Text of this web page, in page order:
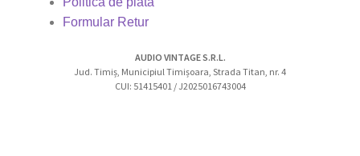
Formular Retur
AUDIO VINTAGE S.R.L.
Jud. Timiș, Municipiul Timișoara, Strada Titan, nr. 4
CUI: 51415401 / J2025016743004